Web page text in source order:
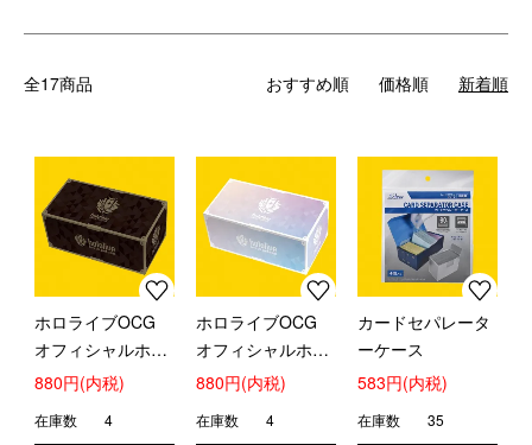
全17商品 おすすめ順 価格順 新着順
ホロライブOCG
オフィシャルホロ
カストレージボッ
ゴ Black)
880円(内税)
在庫数 4
ホロライブOCG
オフィシャルホロ
カストレージボッ
ゴ White)
880円(内税)
在庫数 4
カードセパレータ
ーケース
583円(内税)
在庫数 35